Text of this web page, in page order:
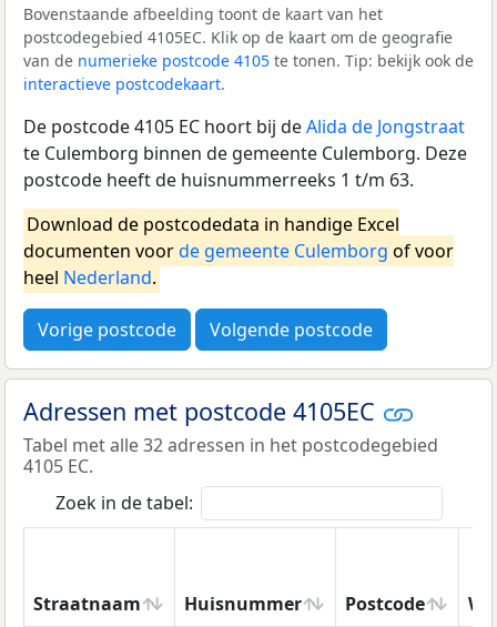
Bovenstaande afbeelding toont de kaart van het
postcodegebied 4105EC. Klik op de kaart om de geografie
van de numerieke postcode 4105 te tonen. Tip: bekijk ook de
interactieve postcodekaart.
De postcode 4105 EC hoort bij deAlida de Jongstraat
te Culemborg binnen de gemeente Culemborg. Deze
postcode heeft de huisnummerreeks 1 t/m 63.
Download de postcodedata in handige Excel
documenten voorde gemeente Culemborg of voor
heel Nederland.
Vorige postcode Volgende postcode
Adressen met postcode 4105EC
Tabel met alle 32 adressen in het postcodegebied
4105 EC.
Zoek in de tabel:
Straatnaam Huisnummer Postcode